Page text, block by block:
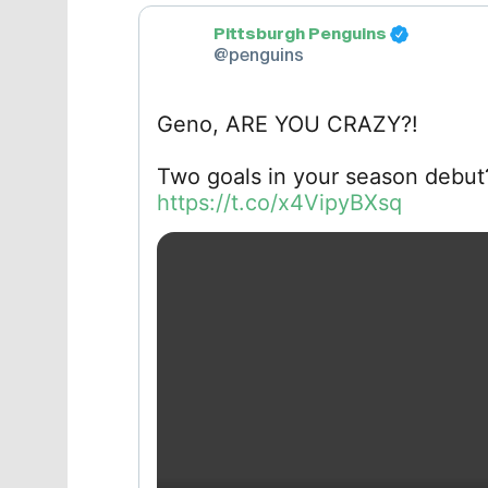
Pittsburgh Penguins
@penguins
Geno, ARE YOU CRAZY?!
Two goals in your season
https://t.co/x4VipyBXsq